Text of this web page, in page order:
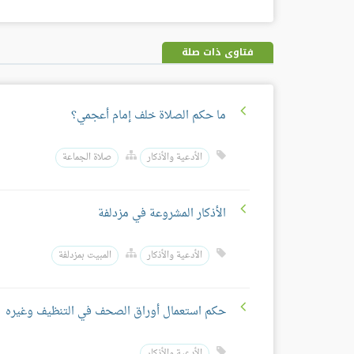
فتاوى ذات صلة
ما حكم الصلاة خلف إمام أعجمي؟
الأدعية والأذكار صلاة الجماعة
الأذكار المشروعة في مزدلفة
الأدعية والأذكار المبيت بمزدلفة
حكم استعمال أوراق الصحف في التنظيف وغيره